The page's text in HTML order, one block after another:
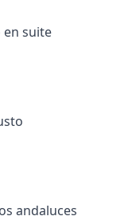
suite
andaluces